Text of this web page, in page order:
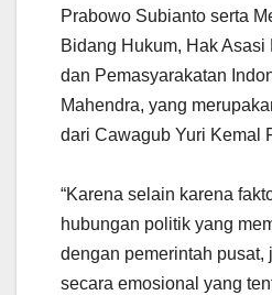
Prabowo Subianto serta
Bidang Hukum, Hak Asasi
dan Pemasyarakatan
Mahendra, yang
dari Cawagub Yuri Kemal
“Karena selain karena
hubungan politik yang
dengan pemerintah pusat,
secara emosional yang